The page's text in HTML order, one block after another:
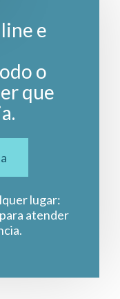
e
o
que
lugar:
atender